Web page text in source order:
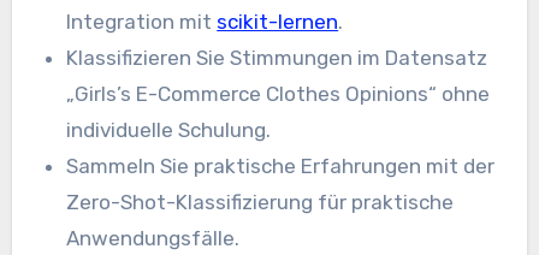
Integration mit scikit-lernen.
Klassifizieren Sie Stimmungen im Datensatz
„Girls’s E-Commerce Clothes Opinions“ ohne
individuelle Schulung.
Sammeln Sie praktische Erfahrungen mit der
Zero-Shot-Klassifizierung für praktische
Anwendungsfälle.